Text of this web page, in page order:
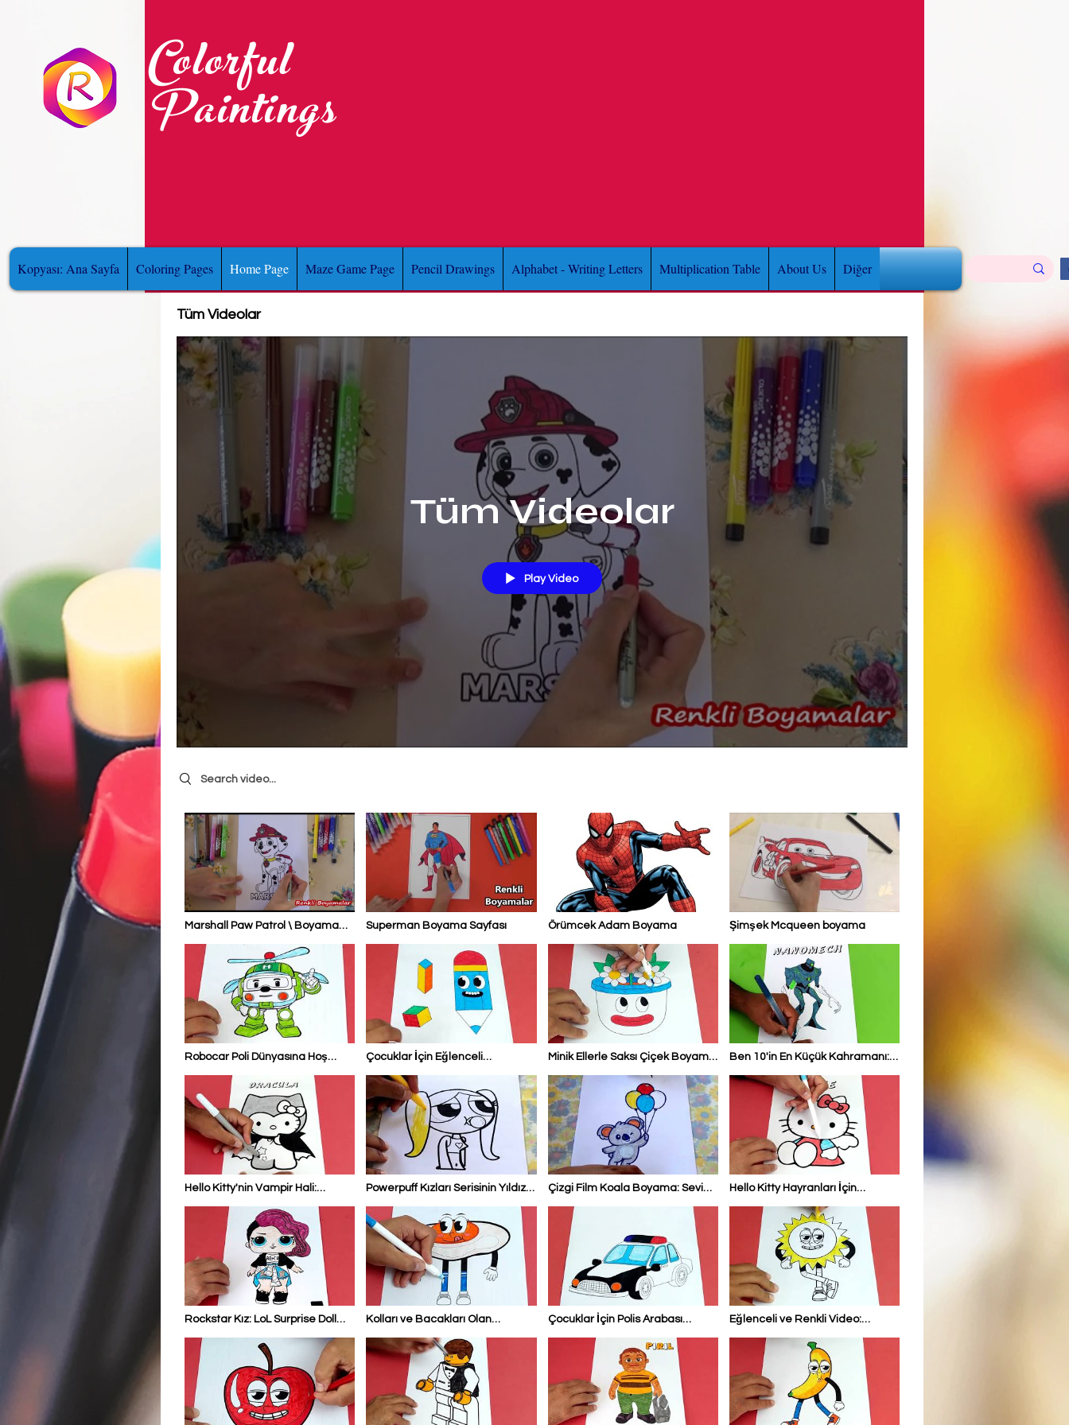
Colorful
Paintings
Kopyası: Ana Sayfa Coloring Pages Home Page Maze Game Page Pencil Drawings Alphabet - Writing Letters Multiplication Table About Us Diğer
Tüm Videolar
Tüm Videolar
Play Video
Search videos
Marshall Paw Patrol \ Boyama
Superman Boyama Sayfası Örümcek Adam Boyama Şimşek Mcqueen boyama
Robocar Poli Dünyasına Hoş
Zamanı #renkliboyamalar
#cartoon
Çocuklar İçin Eğlenceli
Boyama Videosu
#renkliboyamalar #cartoon
Minik Ellerle Saksı Çiçek Boyama
Boyama Videosu
#renkliboyamalar
Ben 10'in En Küçük Kahramanı:
Hello Kitty'nin Vampir Hali:
Eğlencesi #renkliboyamalar
#hellokitty
Powerpuff Kızları Serisinin Yıldızı:
#renkliboyamalar
#powerpuffgirls
Çizgi Film Koala Boyama: Sevimli
#cartoon
Hello Kitty Hayranları İçin
Kitty Cute #renkliboyamalar
#hellokitty
Rockstar Kız: LoL Surprise Doll
#renkliboyamalar #lol
Kolları ve Bacakları Olan
Boyanır? Kolay ve Eğlenceli
Boyama #renkliboyamalar
Çocuklar İçin Polis Arabası
#renkliboyamalar #cartoon
Eğlenceli ve Renkli Video:
Boyama #renkliboyamalar
#cartoon